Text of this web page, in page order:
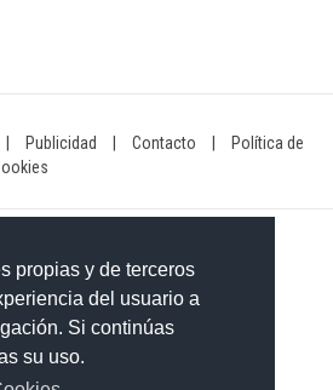
propias y de terceros
del usuario a
Si continúas
su uso.
Publicidad Contacto
Política de
/ redaccionextra@gmail.com